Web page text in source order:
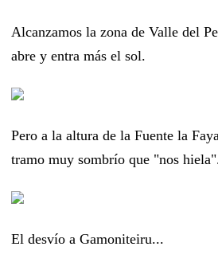
Alcanzamos la zona de Valle del
abre y entra más el sol.
Pero a la altura de la Fuente la
tramo muy sombrío que "nos
El desvío a Gamoniteiru...